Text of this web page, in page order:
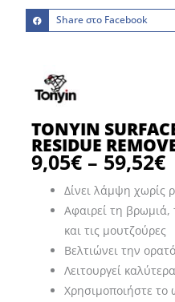
Share στο Facebook
TONYIN
RESIDUE
9,05€ – 59,52€
Δίνει λάμψη χωρίς
Αφαιρεί τη
και τις μουτζούρες
Βελτιώνει την
Λειτουργεί
Χρησιμοποιήστε το